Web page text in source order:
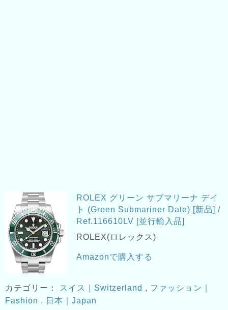
ROLEX グリーン サブマリーナ デイ
ト (Green Submariner Date) [新品] /
Ref.116610LV [並行輸入品]
ROLEX(ロレックス)
Amazonで購入する
カテゴリー： スイス｜Switzerland , ファッション｜
Fashion , 日本｜Japan